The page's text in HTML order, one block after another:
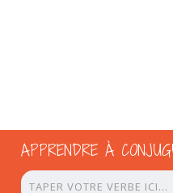
APPRENDRE À